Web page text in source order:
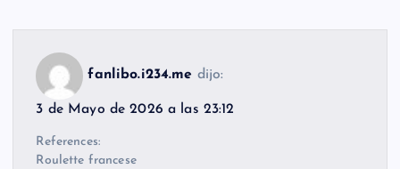
fanlibo.i234.me dijo:
3 de Mayo de 2026 a las 23:12
References:
Roulette francese